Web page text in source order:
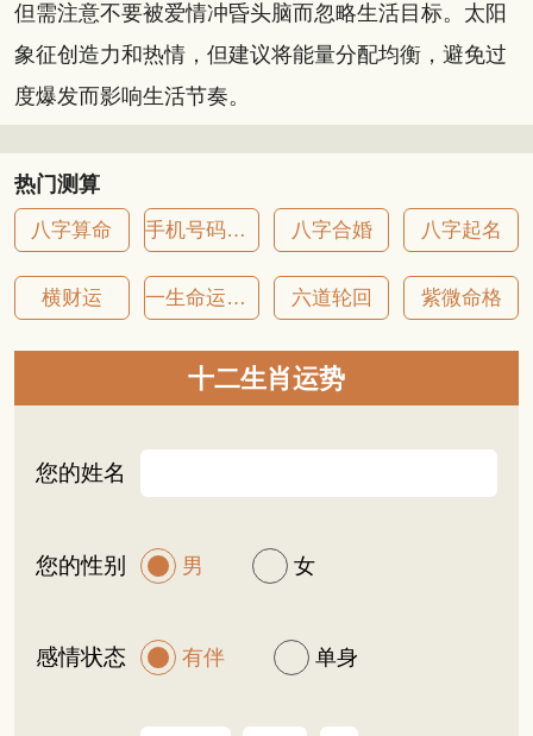
但需注意不要被爱情冲昏头脑而忽略生活目标。太阳
象征创造力和热情，但建议将能量分配均衡，避免过
度爆发而影响生活节奏。
热门测算
八字算命 手机号码吉凶 八字合婚 八字起名
横财运 一生命运详批 六道轮回 紫微命格
十二生肖运势
您的姓名
您的性别 男 女
感情状态 有伴 单身